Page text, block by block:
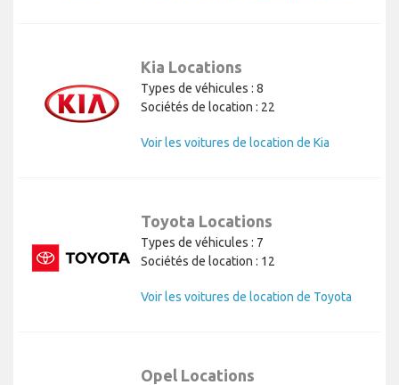
Kia Locations
Types de véhicules : 8
Sociétés de location : 22
Voir les voitures de location de Kia
Toyota Locations
Types de véhicules : 7
Sociétés de location : 12
Voir les voitures de location de Toyota
Opel Locations